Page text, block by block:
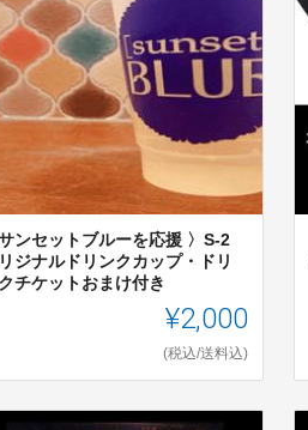
サンセットブルーを応援 〉S-2
ジナルドリンクカップ・ドリ
チケットおまけ付き
¥2,000
(税込/送料込)